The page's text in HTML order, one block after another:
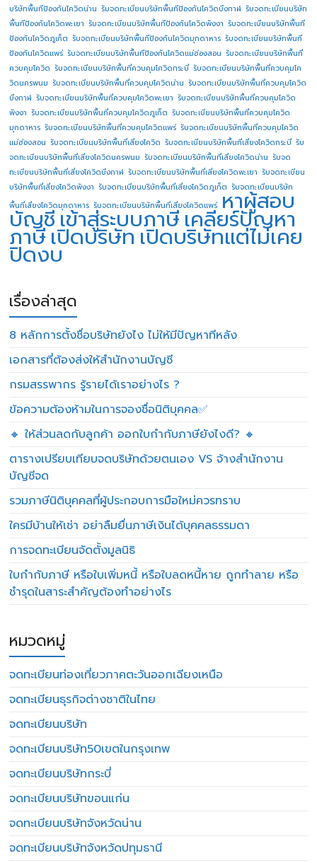
บริษัทพื้นทีป้องกันโควิดน่าน รับจดทะเบียนบริษัทพื้นทีป้องกันโควิดบึงกาฬ รับจดทะเบียนบริษัท
พื้นทีป้องกันโควิดพะเยา รับจดทะเบียนบริษัทพื้นทีป้องกันโควิดพังงา รับจดทะเบียนบริษัทพื้นที
ป้องกันโควิดภูเก็ต รับจดทะเบียนบริษัทพื้นทีป้องกันโควิดมุกดาหาร รับจดทะเบียนบริษัทพื้นที
ป้องกันโควิดแพร่ รับจดทะเบียนบริษัทพื้นทีป้องกันโควิดแม่ฮ่องสอน รับจดทะเบียนบริษัทพื้นที่
ควบคุมโควิด รับจดทะเบียนบริษัทพื้นที่ควบคุมโควิดกระบี่ รับจดทะเบียนบริษัทพื้นที่ควบคุมโค
วิดนครพนม รับจดทะเบียนบริษัทพื้นที่ควบคุมโควิดน่าน รับจดทะเบียนบริษัทพื้นที่ควบคุมโควิด
บึงกาฬ รับจดทะเบียนบริษัทพื้นที่ควบคุมโควิดพะเยา รับจดทะเบียนบริษัทพื้นที่ควบคุมโควิด
พังงา รับจดทะเบียนบริษัทพื้นที่ควบคุมโควิดภูเก็ต รับจดทะเบียนบริษัทพื้นที่ควบคุมโควิด
มุกดาหาร รับจดทะเบียนบริษัทพื้นที่ควบคุมโควิดแพร่ รับจดทะเบียนบริษัทพื้นที่ควบคุมโควิด
แม่ฮ่องสอน รับจดทะเบียนบริษัทพื้นที่เสี่ยงโควิด รับจดทะเบียนบริษัทพื้นที่เสี่ยงโควิดกระบี่ รับ
จดทะเบียนบริษัทพื้นที่เสี่ยงโควิดนครพนม รับจดทะเบียนบริษัทพื้นที่เสี่ยงโควิดน่าน รับจด
ทะเบียนบริษัทพื้นที่เสี่ยงโควิดบึงกาฬ รับจดทะเบียนบริษัทพื้นที่เสี่ยงโควิดพะเยา รับจดทะเบียน
บริษัทพื้นที่เสี่ยงโควิดพังงา รับจดทะเบียนบริษัทพื้นที่เสี่ยงโควิดภูเก็ต รับจดทะเบียนบริษัท
พื้นที่เสี่ยงโควิดมุกดาหาร รับจดทะเบียนบริษัทพื้นที่เสี่ยงโควิดแพร่ หาผู้สอบ
บัญชี เข้าสู่ระบบภาษี เคลียร์ปัญหา
ภาษีเปิดบริษัทเปิดบริษัทแต่ไม่เคย
ปิดงบ
เรื่องล่าสุด
8 หลักการตั้งชื่อบริษัทยังไง ไม่ให้มีปัญหาทีหลัง
เอกสารที่ต้องส่งให้สำนักงานบัญชี
กรมสรรพากร รู้รายได้เราอย่างไร ?
ข้อความต้องห้ามในการจองชื่อนิติบุคคล✅
🔸 ให้ส่วนลดกับลูกค้า ออกใบกำกับภาษียังไงดี? 🔸
ตารางเปรียบเทียบจดบริษัทด้วยตนเอง VS จ้างสำนักงาน
บัญชีจด
รวมภาษีนิติบุคคลที่ผู้ประกอบการมือใหม่ควรทราบ
ใครมีบ้านให้เช่า อย่าลืมยื่นภาษีเงินได้บุคคลธรรมดา
การจดทะเบียนจัดตั้งมูลนิธิ
ใบกำกับภาษี หรือใบเพิ่มหนี้ หรือใบลดหนี้หาย ถูกทำลาย หรือ
ชำรุดในสาระสำคัญต้องทำอย่างไร
หมวดหมู่
จดทะเบียนท่องเที่ยวภาคตะวันออกเฉียงเหนือ
จดทะเบียนธุรกิจต่างชาติในไทย
จดทะเบียนบริษัท
จดทะเบียนบริษัท50เขตในกรุงเทพ
จดทะเบียนบริษัทกระบี่
จดทะเบียนบริษัทขอนแก่น
จดทะเบียนบริษัทจังหวัดน่าน
จดทะเบียนบริษัทจังหวัดปทุมธานี